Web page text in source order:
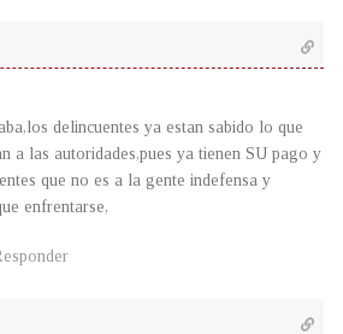
delincuentes ya estan sabido lo que
a las autoridades,pues ya tienen SU pago y
que no es a la gente indefensa y
enfrentarse,